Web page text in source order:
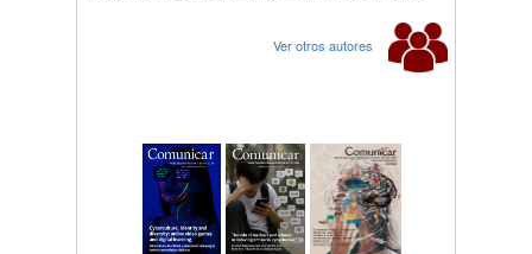
Ver otros autores